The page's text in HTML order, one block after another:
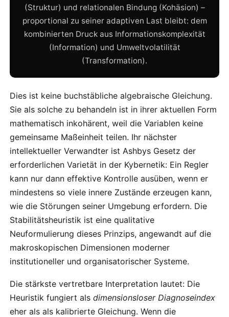
(Struktur) und relationalen Bindung (Kohäsion) –
proportional zu seiner adaptiven Last bleibt: dem
kombinierten Druck aus Informationskomplexität
(Information) und Umweltvolatilität
(Transformation).
Dies ist keine buchstäbliche algebraische Gleichung.
Sie als solche zu behandeln ist in ihrer aktuellen Form
mathematisch inkohärent, weil die Variablen keine
gemeinsame Maßeinheit teilen. Ihr nächster
intellektueller Verwandter ist Ashbys Gesetz der
erforderlichen Varietät in der Kybernetik: Ein Regler
kann nur dann effektive Kontrolle ausüben, wenn er
mindestens so viele innere Zustände erzeugen kann,
wie die Störungen seiner Umgebung erfordern. Die
Stabilitätsheuristik ist eine qualitative
Neuformulierung dieses Prinzips, angewandt auf die
makroskopischen Dimensionen moderner
institutioneller und organisatorischer Systeme.
Die stärkste vertretbare Interpretation lautet: Die
Heuristik fungiert als dimensionsloser Diagnoseindex
eher als als kalibrierte Gleichung. Wenn die